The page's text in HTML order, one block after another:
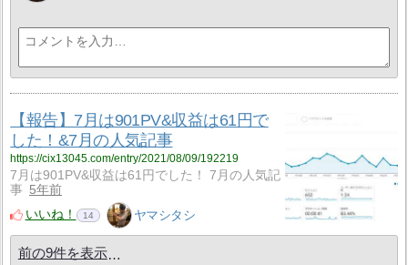
【報告】7月は901PV&収益は61円で
した！&7月の人気記事
https://cix13045.com/entry/2021/08/09/192219
7月は901PV&収益は61円でした！ 7月の人気記
事 5年前
いいね！
14 ヤマシタシ
前の9件を表示